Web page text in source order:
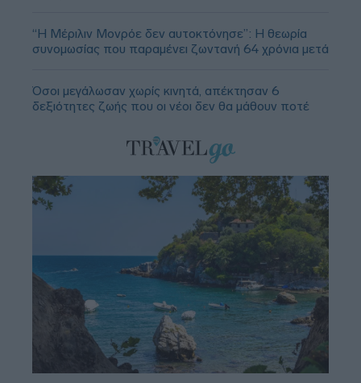
“Η Μέριλιν Μονρόε δεν αυτοκτόνησε”: Η θεωρία
συνομωσίας που παραμένει ζωντανή 64 χρόνια μετά
Όσοι μεγάλωσαν χωρίς κινητά, απέκτησαν 6
δεξιότητες ζωής που οι νέοι δεν θα μάθουν ποτέ